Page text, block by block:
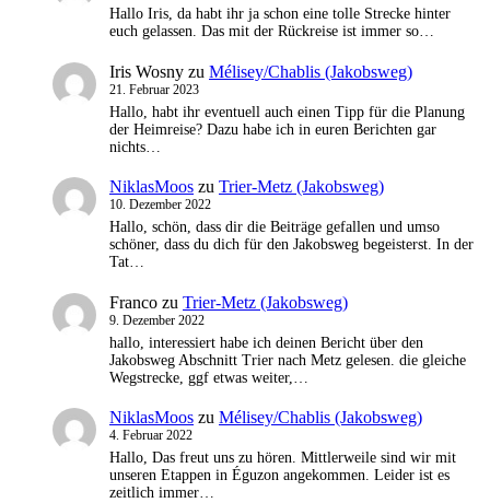
Hallo Iris, da habt ihr ja schon eine tolle Strecke hinter
euch gelassen. Das mit der Rückreise ist immer so…
Iris Wosny zu Mélisey/Chablis (Jakobsweg)
21. Februar 2023
Hallo, habt ihr eventuell auch einen Tipp für die Planung
der Heimreise? Dazu habe ich in euren Berichten gar
nichts…
NiklasMoos zu Trier-Metz (Jakobsweg)
10. Dezember 2022
Hallo, schön, dass dir die Beiträge gefallen und umso
schöner, dass du dich für den Jakobsweg begeisterst. In der
Tat…
Franco zu Trier-Metz (Jakobsweg)
9. Dezember 2022
hallo, interessiert habe ich deinen Bericht über den
Jakobsweg Abschnitt Trier nach Metz gelesen. die gleiche
Wegstrecke, ggf etwas weiter,…
NiklasMoos zu Mélisey/Chablis (Jakobsweg)
4. Februar 2022
Hallo, Das freut uns zu hören. Mittlerweile sind wir mit
unseren Etappen in Éguzon angekommen. Leider ist es
zeitlich immer…